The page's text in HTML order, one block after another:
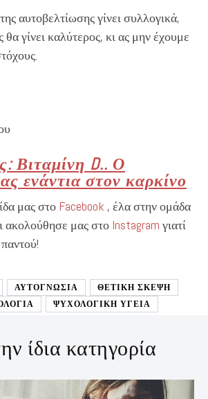
αυτοβελτίωσης γίνει συλλογικά,
γίνει καλύτερος, κι ας μην έχουμε
Βιταμίνη D.. Ο
ενάντια στον καρκίνο
μας στο Facebook , έλα στην ομάδα
ακολούθησε μας στο Instagram γιατί
ΑΥΤΟΓΝΩΣΙΑ
ΘΕΤΙΚΗ ΣΚΕΨΗ
ΨΥΧΟΛΟΓΙΚΗ ΥΓΕΙΑ
ίδια κατηγορία